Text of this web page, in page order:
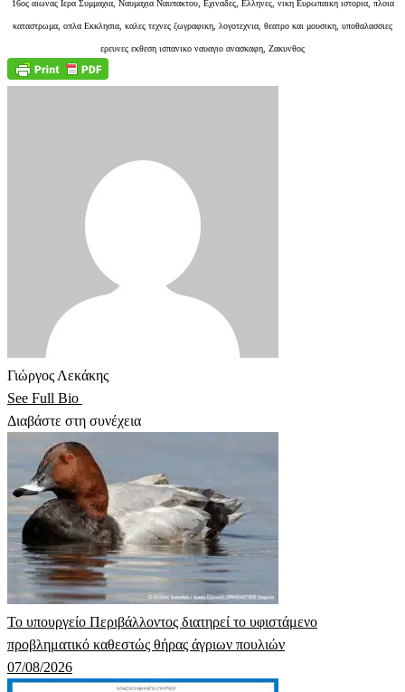
16ος αιωνας Ιερα Συμμαχια, Ναυμαχια Ναυπακτου, Εχιναδες, Ελληνες, νικη Ευρωπαικη ιστορια, πλοια
καταστρωμα, οπλα Εκκλησια, καλες τεχνες ζωγραφικη, λογοτεχνια, θεατρο και μουσικη, υποθαλασσιες
ερευνες εκθεση ισπανικο ναυαγιο ανασκαφη, Ζακυνθος
Γιώργος Λεκάκης
See Full Bio
Διαβάστε στη συνέχεια
Το υπουργείο Περιβάλλοντος διατηρεί το υφιστάμενο
προβληματικό καθεστώς θήρας άγριων πουλιών
07/08/2026